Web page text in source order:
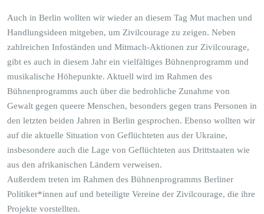
Auch in Berlin wollten wir wieder an diesem Tag Mut machen und
Handlungsideen mitgeben, um Zivilcourage zu zeigen. Neben
zahlreichen Infoständen und Mitmach-Aktionen zur Zivilcourage,
gibt es auch in diesem Jahr ein vielfältiges Bühnenprogramm und
musikalische Höhepunkte. Aktuell wird im Rahmen des
Bühnenprogramms auch über die bedrohliche Zunahme von
Gewalt gegen queere Menschen, besonders gegen trans Personen in
den letzten beiden Jahren in Berlin gesprochen. Ebenso wollten wir
auf die aktuelle Situation von Geflüchteten aus der Ukraine,
insbesondere auch die Lage von Geflüchteten aus Drittstaaten wie
aus den afrikanischen Ländern verweisen.
Außerdem treten im Rahmen des Bühnenprogramms Berliner
Politiker*innen auf und beteiligte Vereine der Zivilcourage, die ihre
Projekte vorstellten.